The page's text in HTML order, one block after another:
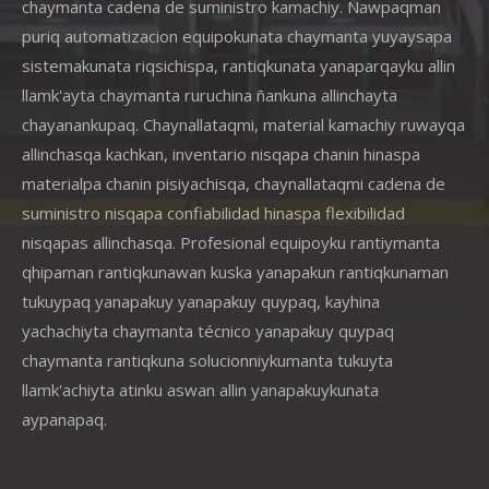
chaymanta cadena de suministro kamachiy. Ñawpaqman
puriq automatizacion equipokunata chaymanta yuyaysapa
sistemakunata riqsichispa, rantiqkunata yanaparqayku allin
llamk'ayta chaymanta ruruchina ñankuna allinchayta
chayanankupaq. Chaynallataqmi, material kamachiy ruwayqa
allinchasqa kachkan, inventario nisqapa chanin hinaspa
materialpa chanin pisiyachisqa, chaynallataqmi cadena de
suministro nisqapa confiabilidad hinaspa flexibilidad
nisqapas allinchasqa. Profesional equipoyku rantiymanta
qhipaman rantiqkunawan kuska yanapakun rantiqkunaman
tukuypaq yanapakuy yanapakuy quypaq, kayhina
yachachiyta chaymanta técnico yanapakuy quypaq
chaymanta rantiqkuna solucionniykumanta tukuyta
llamk'achiyta atinku aswan allin yanapakuykunata
aypanapaq.